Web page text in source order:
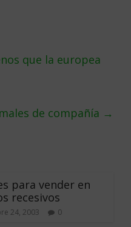
que la europea
de compañía →
para vender en
recesivos
24, 2003 0